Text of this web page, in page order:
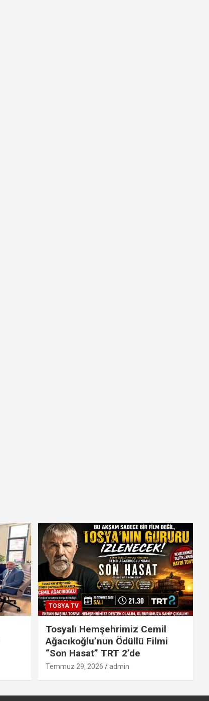
TOSYA TV
Tosyalı Hemşehrimiz Cemil
Ağacıkoğlu’nun Ödüllü Filmi
“Son Hasat” TRT 2’de
Temmuz 29, 2026 admin